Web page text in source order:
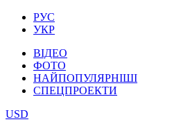
РУС
УКР
ВІДЕО
ФОТО
НАЙПОПУЛЯРНІШІ
СПЕЦПРОЕКТИ
USD